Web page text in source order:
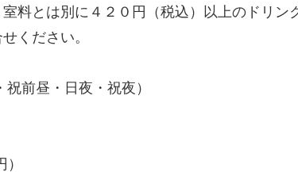
料とは別に４２０円（税込）以上のドリン
ください。
前昼・日夜・祝夜）